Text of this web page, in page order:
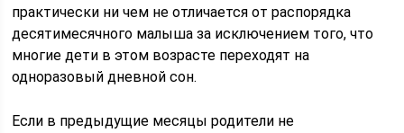
практически ни чем не отличается от распорядка
десятимесячного малыша за исключением того, что
многие дети в этом возрасте переходят на
одноразовый дневной сон.
Если в предыдущие месяцы родители не